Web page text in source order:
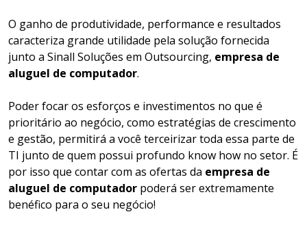
O ganho de produtividade, performance e resultados
caracteriza grande utilidade pela solução fornecida
junto a Sinall Soluções em Outsourcing, empresa de
aluguel de computador.
Poder focar os esforços e investimentos no que é
prioritário ao negócio, como estratégias de crescimento
e gestão, permitirá a você terceirizar toda essa parte de
TI junto de quem possui profundo know how no setor. É
por isso que contar com as ofertas da empresa de
aluguel de computador poderá ser extremamente
benéfico para o seu negócio!